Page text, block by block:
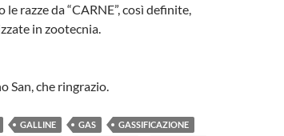
razze da “CARNE”, così definite,
in zootecnia.
San, che ringrazio.
GALLINE GAS
GASSIFICAZIONE